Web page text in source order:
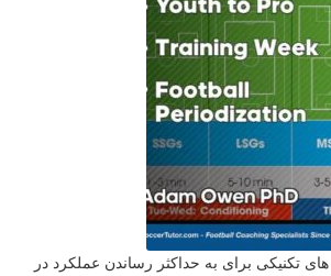
تکنیکی برای به حداکثر رساندن عملکرد در